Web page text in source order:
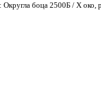
Округла боца 2500Б / Х